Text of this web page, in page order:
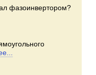
фазоинвертором?